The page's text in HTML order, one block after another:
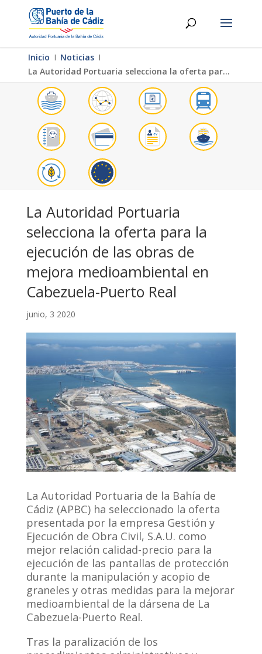
Inicio Ι Noticias Ι
La Autoridad Portuaria selecciona la oferta para la ejecución de las obras de mejora medioambiental en Cabezuela-Puerto Real
La Autoridad Portuaria
selecciona la oferta para la
ejecución de las obras de
mejora medioambiental en
Cabezuela-Puerto Real
junio, 3 2020
La Autoridad Portuaria de la Bahía de
Cádiz (APBC) ha seleccionado la oferta
presentada por la empresa Gestión y
Ejecución de Obra Civil, S.A.U. como
mejor relación calidad-precio para la
ejecución de las pantallas de protección
durante la manipulación y acopio de
graneles y otras medidas para la mejorar
medioambiental de la dársena de La
Cabezuela-Puerto Real.
Tras la paralización de los